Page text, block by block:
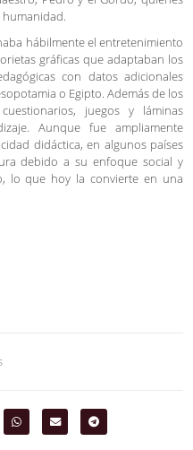
hábilmente el entretenimiento
gráficas que adaptaban los
con datos adicionales
o Egipto. Además de los
juegos y láminas
Aunque fue ampliamente
didáctica, en algunos países
debido a su enfoque social y
lo que hoy la convierte en una